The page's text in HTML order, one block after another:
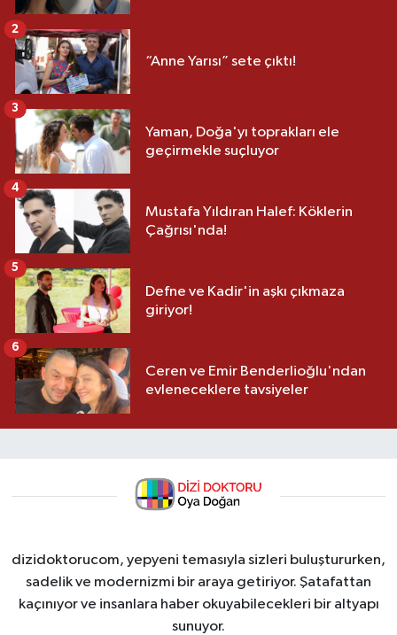
“Anne Yarısı” sete çıktı!
2
Yaman, Doğa'yı toprakları ele
geçirmekle suçluyor
3
Mustafa Yıldıran Halef: Köklerin
Çağrısı'nda!
4
Defne ve Kadir'in aşkı çıkmaza
giriyor!
5
Ceren ve Emir Benderlioğlu'ndan
evleneceklere tavsiyeler
6
dizidoktorucom, yepyeni temasıyla sizleri buluştururken,
sadelik ve modernizmi bir araya getiriyor. Şatafattan
kaçınıyor ve insanlara haber okuyabilecekleri bir altyapı
sunuyor.